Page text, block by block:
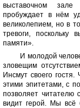
выставочном зале
пробуждает в нём
великолепием, но в
тревоги, поскольку
памяти».
И молодой
зловещим
Инсмут своего
этими эпитетами, с
позволяет читателю
видит герой. Мы всё